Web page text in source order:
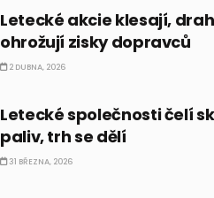
Letecké akcie klesají,
ohrožují zisky dopravců
2 DUBNA, 2026
Letecké společnosti čelí
paliv, trh se dělí
31 BŘEZNA, 2026